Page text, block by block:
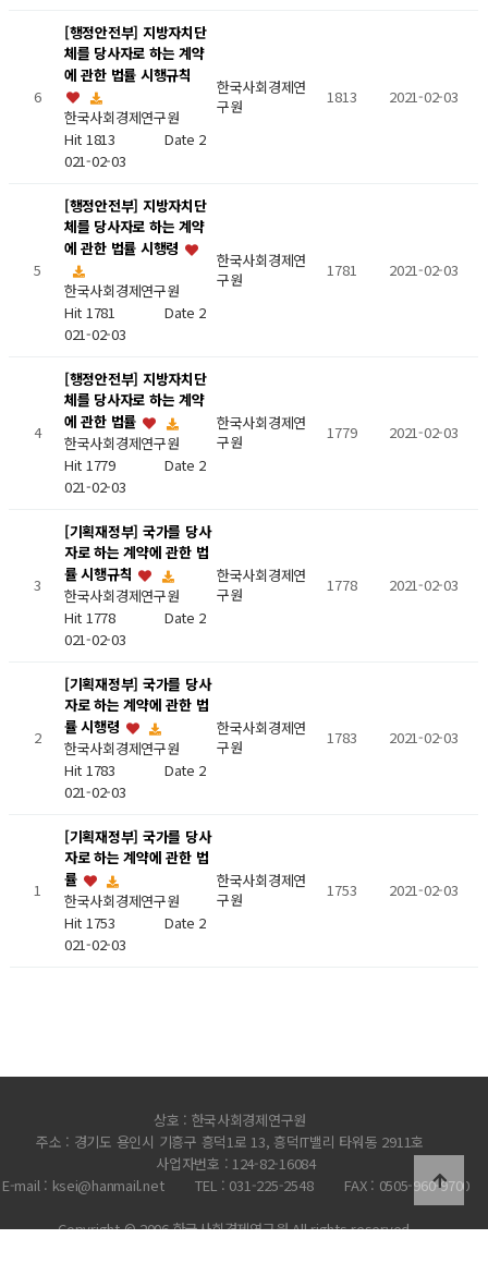
6
[행정안전부] 지방자치단
체를 당사자로 하는 계약
에 관한 법률 시행규칙
한국사회경제연구원
Hit 1813 Date 2
021-02-03
한국사회경제연
구원
1813 2021-02-03
5
[행정안전부] 지방자치단
체를 당사자로 하는 계약
에 관한 법률 시행령
한국사회경제연구원
Hit 1781 Date 2
021-02-03
한국사회경제연
구원
1781 2021-02-03
4
[행정안전부] 지방자치단
체를 당사자로 하는 계약
에 관한 법률
한국사회경제연구원
Hit 1779 Date 2
021-02-03
한국사회경제연
구원
1779 2021-02-03
3
[기획재정부] 국가를 당사
자로 하는 계약에 관한 법
률 시행규칙
한국사회경제연구원
Hit 1778 Date 2
021-02-03
한국사회경제연
구원
1778 2021-02-03
2
[기획재정부] 국가를 당사
자로 하는 계약에 관한 법
률 시행령
한국사회경제연구원
Hit 1783 Date 2
021-02-03
한국사회경제연
구원
1783 2021-02-03
1
[기획재정부] 국가를 당사
자로 하는 계약에 관한 법
률
한국사회경제연구원
Hit 1753 Date 2
021-02-03
한국사회경제연
구원
1753 2021-02-03
상호 : 한국사회경제연구원
주소 : 경기도 용인시 기흥구 흥덕1로 13, 흥덕IT밸리 타워동 2911호
사업자번호 : 124-82-16084
E-mail : ksei@hanmail.net
TEL : 031-225-2548 FAX : 0505-960-9700
Copyright © 2006 한국사회경제연구원 All rights reserved.